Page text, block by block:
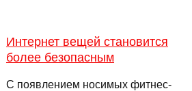
Интернет вещей становится
более безопасным
С появлением носимых фитнес-